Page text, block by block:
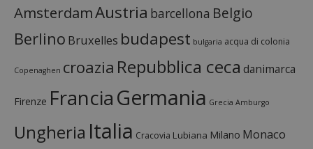
AmsterdamAustria barcellona Belgio
Berlino Bruxelles budapest bulgaria acqua di colonia
Copenaghen croazia Repubblica ceca danimarca
Firenze FranciaGermania Grecia Amburgo
Ungheria Italia Cracovia Lubiana Milano Monaco